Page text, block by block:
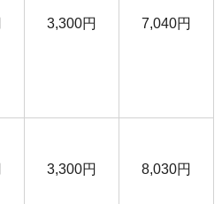
3,300円 7,040円
3,300円 8,030円